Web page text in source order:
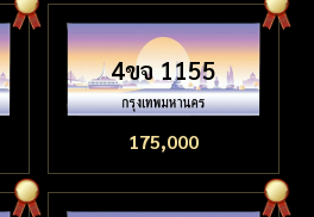
4ขจ 1155
175,000